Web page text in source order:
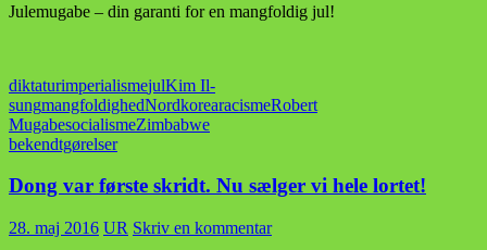
Julemugabe – din garanti for en mangfoldig jul!
diktaturimperialismejulKim Il-
sungmangfoldighedNordkorearacismeRobert
MugabesocialismeZimbabwe
bekendtgørelser
Dong var første skridt. Nu sælger vi hele lortet!
28. maj 2016 UR Skriv en kommentar